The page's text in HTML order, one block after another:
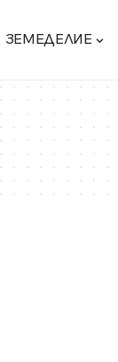
ЗЕМЕДЕЛИЕ